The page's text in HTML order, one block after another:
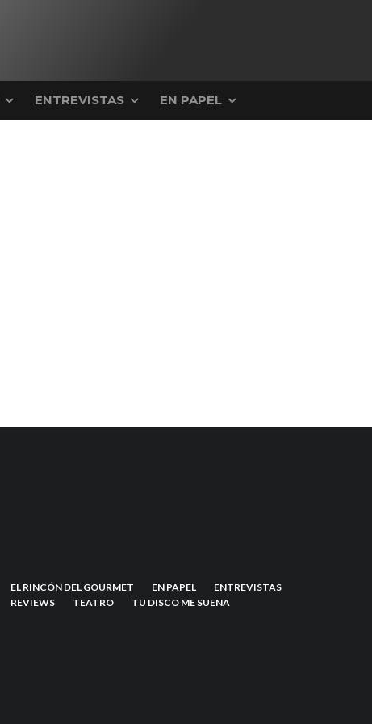
ENTREVISTAS EN PAPEL
EL RINCÓN DEL GOURMET EN PAPEL
ENTREVISTAS
REVIEWS TEATRO TU DISCO ME SUENA